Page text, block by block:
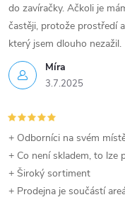
Míra
3.7.2025
do zavíračky. Ačkoli je
častěji, protože prostředí
který jsem dlouho nezažil.
+ Odborníci na svém
+ Co není skladem, to lze
+ Široký sortiment
+ Prodejna je součástí